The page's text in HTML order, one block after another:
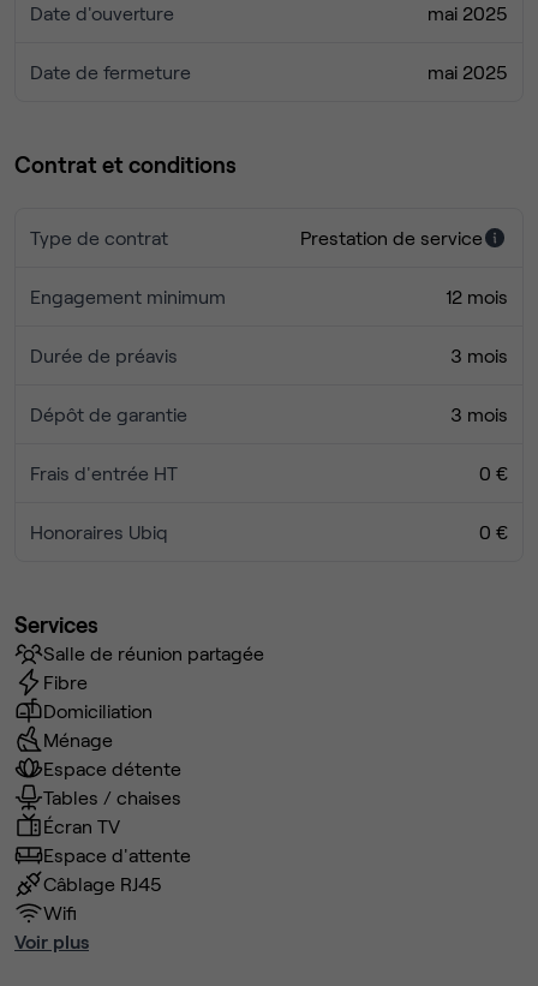
Date d'ouverture mai 2025
Date de fermeture mai 2025
Contrat et conditions
Type de contrat Prestation de service
Engagement minimum 12 mois
Durée de préavis 3 mois
Dépôt de garantie 3 mois
Frais d'entrée HT 0 €
Honoraires Ubiq 0 €
Services
Salle de réunion partagée
Fibre
Domiciliation
Ménage
Espace détente
Tables / chaises
Écran TV
Espace d'attente
Câblage RJ45
Wifi
Voir plus